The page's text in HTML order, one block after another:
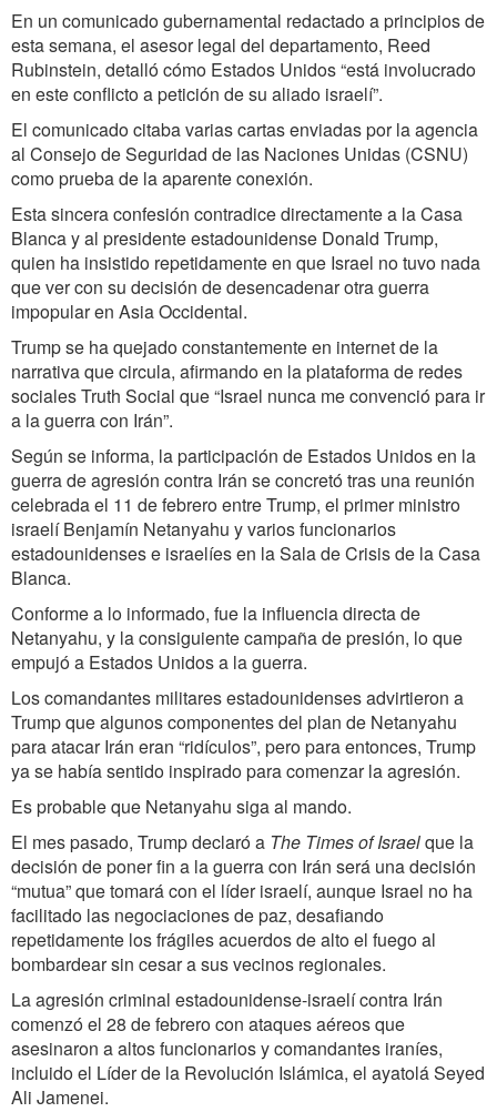
En un comunicado gubernamental redactado a principios de
esta semana, el asesor legal del departamento, Reed
Rubinstein, detalló cómo Estados Unidos “está involucrado
en este conflicto a petición de su aliado israelí”.
El comunicado citaba varias cartas enviadas por la agencia
al Consejo de Seguridad de las Naciones Unidas (CSNU)
como prueba de la aparente conexión.
Esta sincera confesión contradice directamente a la Casa
Blanca y al presidente estadounidense Donald Trump,
quien ha insistido repetidamente en que Israel no tuvo nada
que ver con su decisión de desencadenar otra guerra
impopular en Asia Occidental.
Trump se ha quejado constantemente en internet de la
narrativa que circula, afirmando en la plataforma de redes
sociales Truth Social que “Israel nunca me convenció para ir
a la guerra con Irán”.
Según se informa, la participación de Estados Unidos en la
guerra de agresión contra Irán se concretó tras una reunión
celebrada el 11 de febrero entre Trump, el primer ministro
israelí Benjamín Netanyahu y varios funcionarios
estadounidenses e israelíes en la Sala de Crisis de la Casa
Blanca.
Conforme a lo informado, fue la influencia directa de
Netanyahu, y la consiguiente campaña de presión, lo que
empujó a Estados Unidos a la guerra.
Los comandantes militares estadounidenses advirtieron a
Trump que algunos componentes del plan de Netanyahu
para atacar Irán eran “ridículos”, pero para entonces, Trump
ya se había sentido inspirado para comenzar la agresión.
Es probable que Netanyahu siga al mando.
El mes pasado, Trump declaró a The Times of Israelque la
decisión de poner fin a la guerra con Irán será una decisión
“mutua” que tomará con el líder israelí, aunque Israel no ha
facilitado las negociaciones de paz, desafiando
repetidamente los frágiles acuerdos de alto el fuego al
bombardear sin cesar a sus vecinos regionales.
La agresión criminal estadounidense-israelí contra Irán
comenzó el 28 de febrero con ataques aéreos que
asesinaron a altos funcionarios y comandantes iraníes,
incluido el Líder de la Revolución Islámica, el ayatolá Seyed
Ali Jamenei.